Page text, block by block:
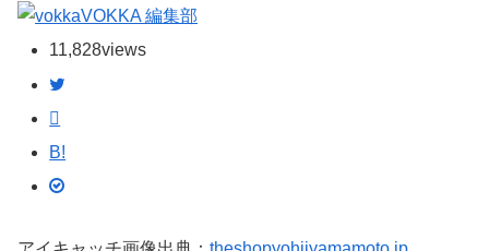
VOKKA 編集部
11,828views
B!